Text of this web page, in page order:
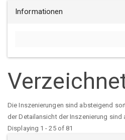
Informationen
Die Inszenierungen sind absteigend
der Detailansicht der Inszenierung
Displaying 1 - 25 of 81